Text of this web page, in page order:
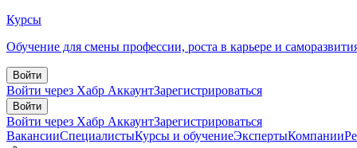
Курсы
Обучение для смены профессии, роста в карьере и
Войти
Войти через Хабр АккаунтЗарегистрироваться
Войти
Войти через Хабр АккаунтЗарегистрироваться
ВакансииСпециалистыКурсы и обучениеЭкспертыКомпании